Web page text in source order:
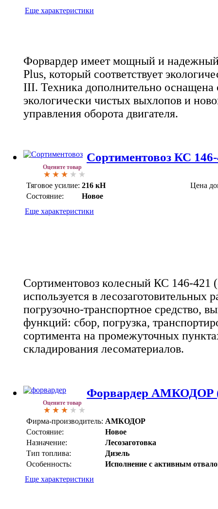
Еще характеристики
Форвардер имеет мощный и надежный
Plus, который соответствует
III. Техника дополнительно оснащена
экологически чистых выхлопов и
управления оборота двигателя.
Оцените товар
Сортиментовоз КС
Тяговое усилие: 216 кН
Состояние:
Новое
Еще характеристики
Цена
Сортиментовоз колесный КС 146-421
используется в лесозаготовительных
погрузочно-транспортное средство,
функций: сбор, погрузка,
сортимента на промежуточных
складирования лесоматериалов.
Оцените товар
Форвардер АМКОДОР
Фирма-производитель: АМКОДОР
Состояние:
Новое
Назначение:
Лесозаготовка
Тип топлива:
Дизель
Особенность:
Исполнение с активным
Еще характеристики